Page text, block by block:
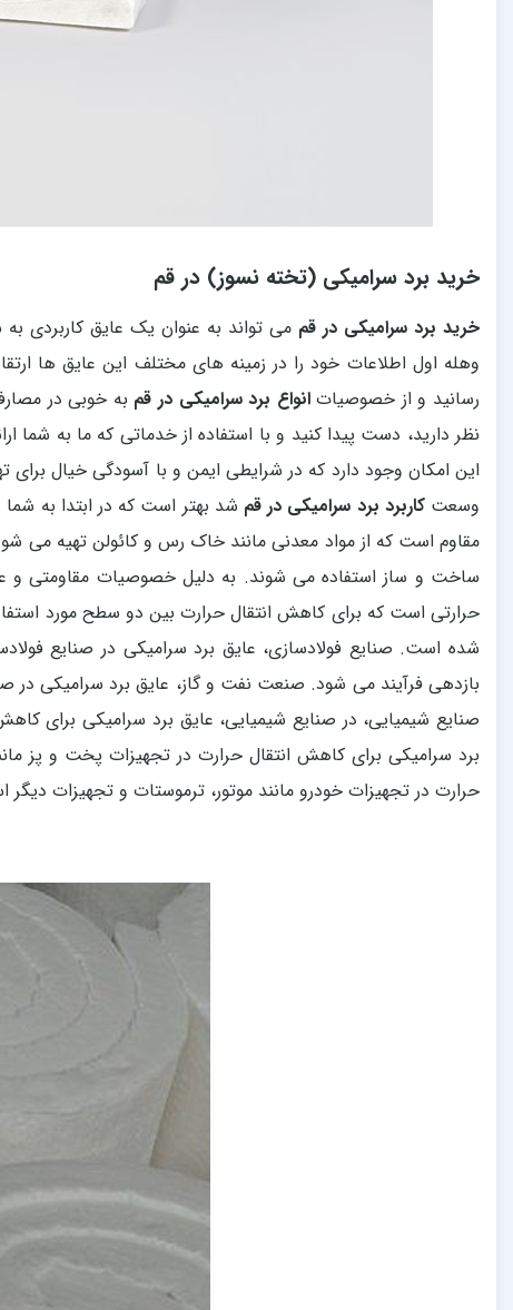
خرید برد سرامیکی (تخته نسوز) در قم
خرید برد سرامیکی در قم می تواند به عنوان یک عایق کاربردی
وهله اول اطلاعات خود را در زمینه های مختلف این عایق ها
رسانید و از خصوصیاتانواع برد سرامیکی در قم به خوبی در
نظر دارید، دست پیدا کنید و با استفاده از خدماتی که ما به شما
این امکان وجود دارد که در شرایطی ایمن و با آسودگی خیال برای
وسعتکاربرد برد سرامیکی در قم شد بهتر است که در ابتدا به شما
مقاوم است که از مواد معدنی مانند خاک رس و کائولن تهیه می
ساخت و ساز استفاده می شوند. به دلیل خصوصیات مقاومتی و
حرارتی است که برای کاهش انتقال حرارت بین دو سطح مورد
شده است. صنایع فولادسازی، عایق برد سرامیکی در صنایع
بازدهی فرآیند می شود. صنعت نفت و گاز، عایق برد سرامیکی در
صنایع شیمیایی، در صنایع شیمیایی، عایق برد سرامیکی برای
برد سرامیکی برای کاهش انتقال حرارت در تجهیزات پخت و پز
حرارت در تجهیزات خودرو مانند موتور، ترموستات و تجهیزات دیگر